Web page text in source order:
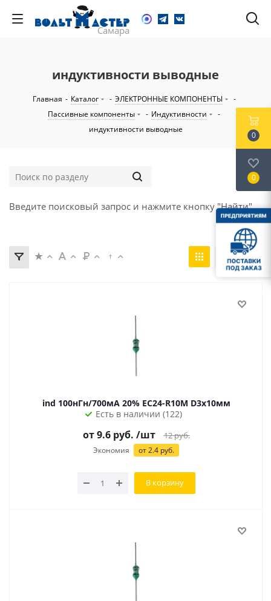
индуктивности выводные
Главная - Каталог - ЭЛЕКТРОННЫЕ КОМПОНЕНТЫ
-
Пассивные компоненты
- Индуктивности
-
индуктивности выводные
Введите поисковый запрос и нажмите кнопку "Найти".
ind 100нГн/700мА 20% EC24-R10M D3х10мм
Есть в наличии (122)
от 9.6 руб. /шт 12руб.
Экономия от 2.4 руб.
В корзину
0
0